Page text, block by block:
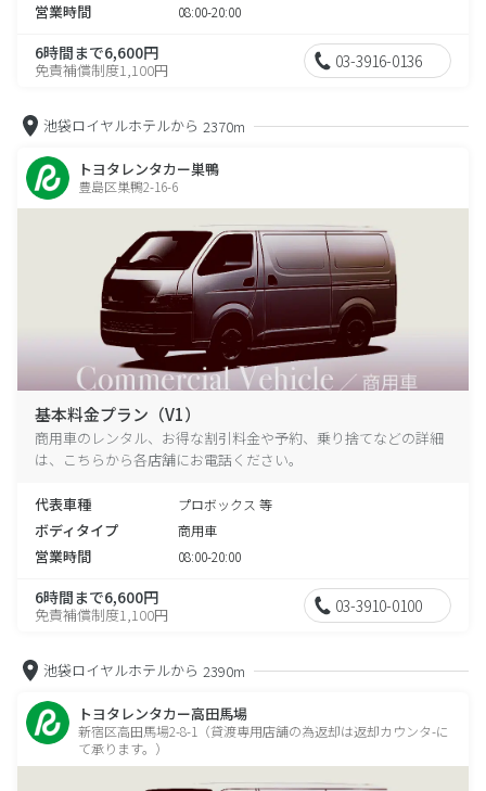
営業時間 08:00-20:00
6時間まで6,600円
免責補償制度1,100円 03-3916-0136
池袋ロイヤルホテルから 2370m
トヨタレンタカー巣鴨
豊島区巣鴨2-16-6
基本料金プラン（V1）
商用車のレンタル、お得な割引料金や予約、乗り捨てなどの詳細
は、こちらから各店舗にお電話ください。
代表車種 プロボックス 等
ボディタイプ 商用車
営業時間 08:00-20:00
6時間まで6,600円
免責補償制度1,100円 03-3910-0100
池袋ロイヤルホテルから 2390m
トヨタレンタカー高田馬場
新宿区高田馬場2-8-1（貸渡専用店舗の為返却は返却カウンタ-に
て承ります。）